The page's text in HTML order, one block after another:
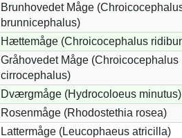
Brunhovedet Måge
brunnicephalus)
Hættemåge (Chroicocephalus
Gråhovedet Måge (Chroicocephalus
cirrocephalus)
Dværgmåge (Hydrocoloeus minutus)
Rosenmåge (Rhodostethia rosea)
Lattermåge (Leucophaeus atricilla)